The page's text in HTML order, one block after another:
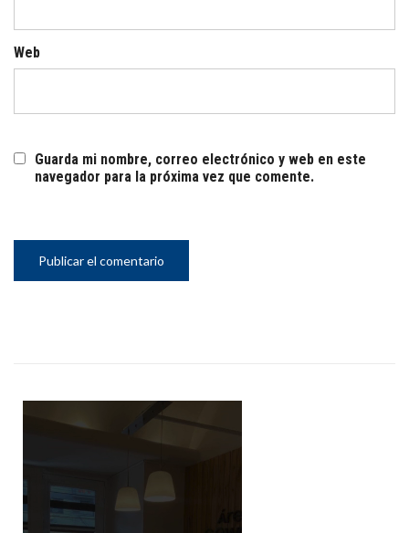
Web
Guarda mi nombre, correo electrónico y web en este
navegador para la próxima vez que comente.